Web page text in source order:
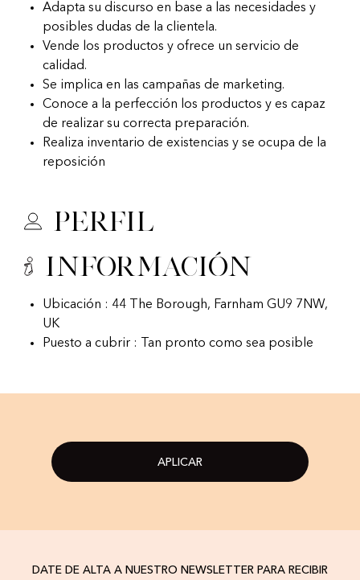
Adapta su discurso en base a las necesidades y
posibles dudas de la clientela.
Vende los productos y ofrece un servicio de
calidad.
Se implica en las campañas de marketing.
Conoce a la perfección los productos y es capaz
de realizar su correcta preparación.
Realiza inventario de existencias y se ocupa de la
reposición
Perfil
Información
Ubicación : 44 The Borough, Farnham GU9 7NW,
UK
Puesto a cubrir : Tan pronto como sea posible
APLICAR
DATE DE ALTA A NUESTRO NEWSLETTER PARA RECIBIR